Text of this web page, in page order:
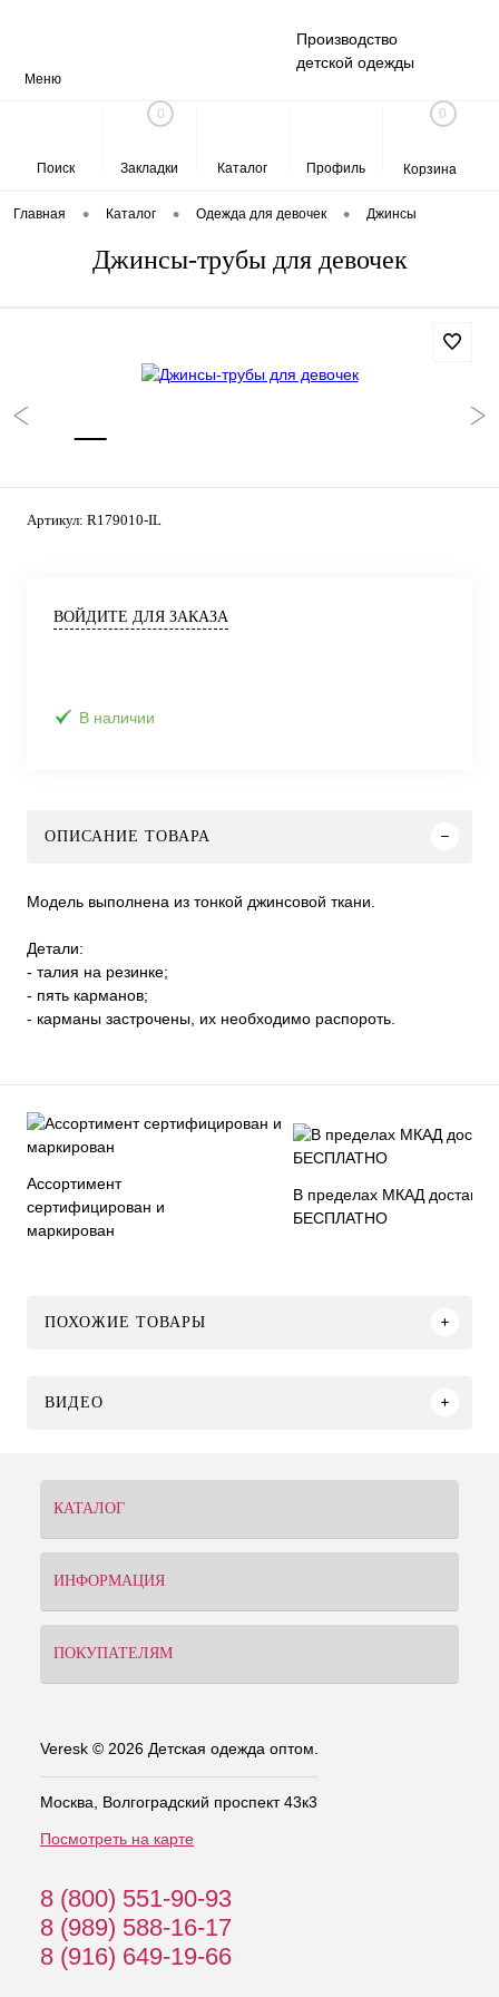
Меню
Производство
детской одежды
Поиск
0
Закладки Каталог Профиль
0
Корзина
Главная • Каталог • Одежда для девочек • Джинсы
Джинсы-трубы для девочек
Артикул: R179010-IL
ВОЙДИТЕ ДЛЯ ЗАКАЗА
В наличии
ОПИСАНИЕ ТОВАРА
Модель выполнена из тонкой джинсовой ткани.
Детали:
- талия на резинке;
- пять карманов;
- карманы застрочены, их необходимо распороть.
Ассортимент
сертифицирован и
маркирован
В пределах МКАД доставка
БЕСПЛАТНО
ПОХОЖИЕ ТОВАРЫ
ВИДЕО
КАТАЛОГ
ИНФОРМАЦИЯ
ПОКУПАТЕЛЯМ
Veresk © 2026 Детская одежда оптом.
Москва, Волгоградский проспект 43к3
Посмотреть на карте
8 (800) 551-90-93
8 (989) 588-16-17
8 (916) 649-19-66